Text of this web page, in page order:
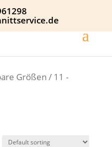
Größen / 11 -